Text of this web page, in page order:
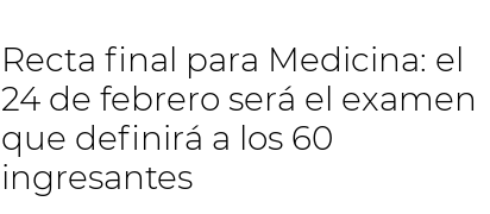
Recta final para Medicina: el
24 de febrero será el examen
que definirá a los 60
ingresantes